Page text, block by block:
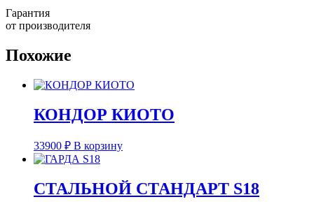
Гарантия
от производителя
Похожие
КОНДОР КИОТО
33900 ₽ В корзину
СТАЛЬНОЙ СТАНДАРТ S18